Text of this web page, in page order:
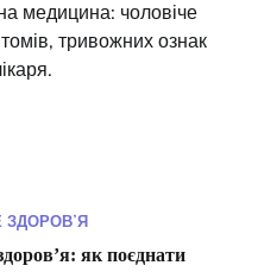
медицина: чоловіче
тривожних ознак
як поєднати